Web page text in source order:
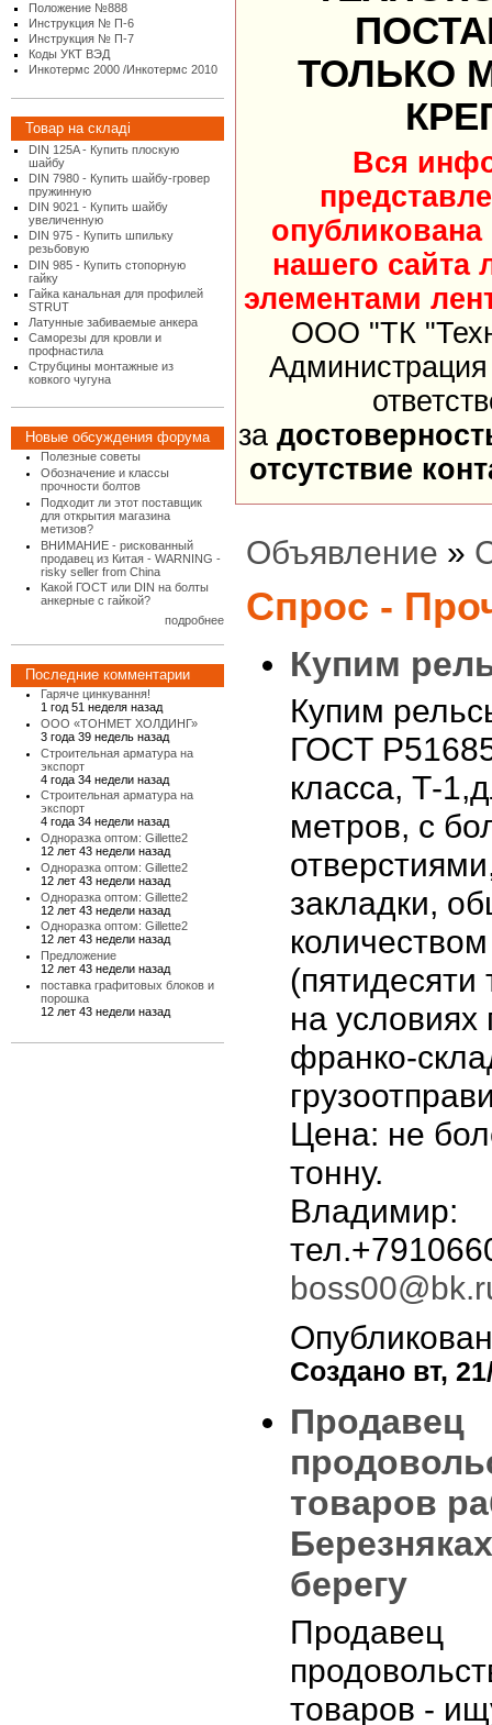
Положение №888
Инструкция № П-6
Инструкция № П-7
Коды УКТ ВЭД
Инкотермс 2000 /Инкотермс 2010
Товар на складі
DIN 125A - Купить плоскую
шайбу
DIN 7980 - Купить шайбу-гровер
пружинную
DIN 9021 - Купить шайбу
увеличенную
DIN 975 - Купить шпильку
резьбовую
DIN 985 - Купить стопорную
гайку
Гайка канальная для профилей
STRUT
Латунные забиваемые анкера
Саморезы для кровли и
профнастила
Струбцины монтажные из
ковкого чугуна
Новые обсуждения форума
Полезные советы
Обозначение и классы
прочности болтов
Подходит ли этот поставщик
для открытия магазина
метизов?
ВНИМАНИЕ - рискованный
продавец из Китая - WARNING -
risky seller from China
Какой ГОСТ или DIN на болты
анкерные с гайкой?
подробнее
Последние комментарии
Гаряче цинкування!
1 год 51 неделя назад
ООО «ТОНМЕТ ХОЛДИНГ»
3 года 39 недель назад
Строительная арматура на
экспорт
4 года 34 недели назад
Строительная арматура на
экспорт
4 года 34 недели назад
Одноразка оптом: Gillette2
12 лет 43 недели назад
Одноразка оптом: Gillette2
12 лет 43 недели назад
Одноразка оптом: Gillette2
12 лет 43 недели назад
Одноразка оптом: Gillette2
12 лет 43 недели назад
Предложение
12 лет 43 недели назад
поставка графитовых блоков и
порошка
12 лет 43 недели назад
ТОЛЬКО
Вся
нашего сайта
элементами
ООО "ТК
за
отсутствие
Объявление »
Спрос -
Купим
Купим
ГОСТ
класса, Т-
метров, с
закладки,
(пятидесяти
на условиях
франко-
Цена: не
тонну.
Владимир:
Создано вт,
Продавец
товаров
берегу
Продавец
товаров -